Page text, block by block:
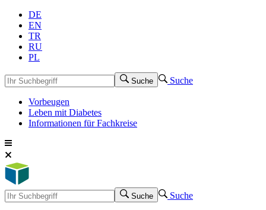
DE
EN
TR
RU
PL
Suche Suche
Vorbeugen
Leben mit Diabetes
Informationen für Fachkreise
Suche Suche